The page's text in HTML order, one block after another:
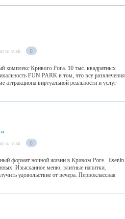
to visit 0
комплекс Кривого Рога. 10 тыс. квадратных
FUN PARK в том, что все развлечения
виртуальной реальности и услуг
to visit 0
формат ночной жизни в Кривом Роге. Esenin
Изысканное меню, элитные напитки,
удовольствие от вечера. Первоклассная